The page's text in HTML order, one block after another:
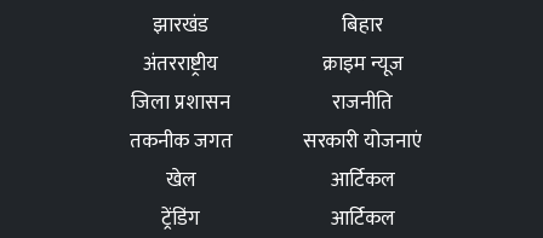
झारखंड
बिहार
अंतरराष्ट्रीय
क्राइम न्यूज
जिला प्रशासन
राजनीति
तकनीक जगत
सरकारी योजनाएं
खेल
आर्टिकल
ट्रेंडिंग
आर्टिकल